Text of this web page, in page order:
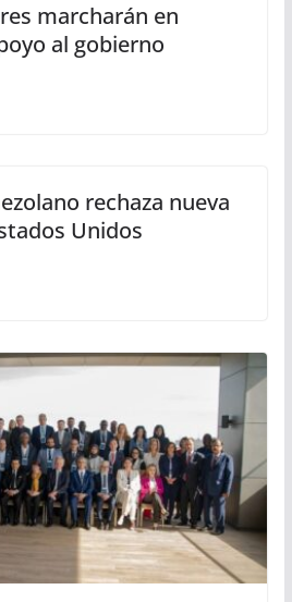
marcharán en
al gobierno
rechaza nueva
Unidos